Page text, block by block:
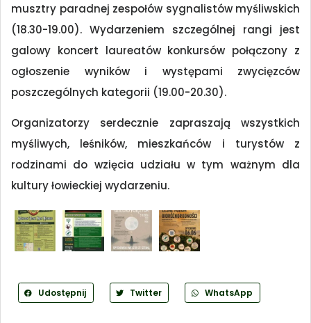
musztry paradnej zespołów sygnalistów myśliwskich
(18.30-19.00). Wydarzeniem szczególnej rangi jest
galowy koncert laureatów konkursów połączony z
ogłoszenie wyników i występami zwycięzców
poszczególnych kategorii (19.00-20.30).
Organizatorzy serdecznie zapraszają wszystkich
myśliwych, leśników, mieszkańców i turystów z
rodzinami do wzięcia udziału w tym ważnym dla
kultury łowieckiej wydarzeniu.
Udostępnij Twitter WhatsApp